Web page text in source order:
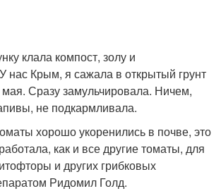
клала компост, золу и
нас Крым, я сажала в открытый грунт
Сразу замульчировала. Ничем,
не подкармливала.
хорошо укоренились в почве, это
как и все другие томаты, для
и других грибковых
Ридомил Голд.